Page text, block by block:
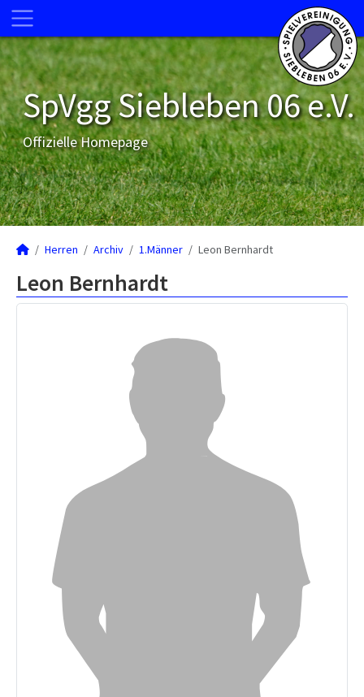
SpVgg Siebleben 06 e.V.
Offizielle Homepage
Herren Archiv 1.Männer Leon Bernhardt
Leon Bernhardt